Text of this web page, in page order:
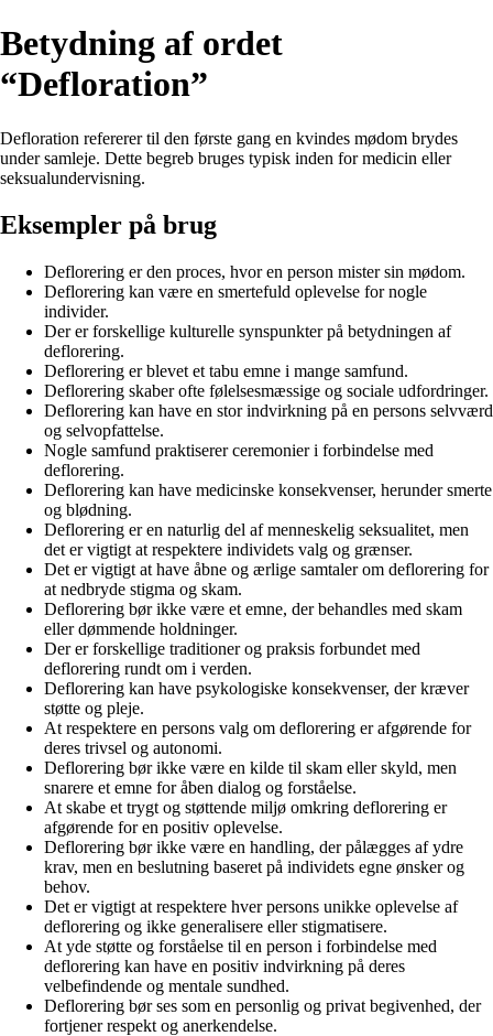
Betydning af ordet
“Defloration”
Defloration refererer til den første gang en kvindes mødom brydes
under samleje. Dette begreb bruges typisk inden for medicin eller
seksualundervisning.
Eksempler på brug
Deflorering er den proces, hvor en person mister sin mødom.
Deflorering kan være en smertefuld oplevelse for nogle
individer.
Der er forskellige kulturelle synspunkter på betydningen af
deflorering.
Deflorering er blevet et tabu emne i mange samfund.
Deflorering skaber ofte følelsesmæssige og sociale udfordringer.
Deflorering kan have en stor indvirkning på en persons selvværd
og selvopfattelse.
Nogle samfund praktiserer ceremonier i forbindelse med
deflorering.
Deflorering kan have medicinske konsekvenser, herunder smerte
og blødning.
Deflorering er en naturlig del af menneskelig seksualitet, men
det er vigtigt at respektere individets valg og grænser.
Det er vigtigt at have åbne og ærlige samtaler om deflorering for
at nedbryde stigma og skam.
Deflorering bør ikke være et emne, der behandles med skam
eller dømmende holdninger.
Der er forskellige traditioner og praksis forbundet med
deflorering rundt om i verden.
Deflorering kan have psykologiske konsekvenser, der kræver
støtte og pleje.
At respektere en persons valg om deflorering er afgørende for
deres trivsel og autonomi.
Deflorering bør ikke være en kilde til skam eller skyld, men
snarere et emne for åben dialog og forståelse.
At skabe et trygt og støttende miljø omkring deflorering er
afgørende for en positiv oplevelse.
Deflorering bør ikke være en handling, der pålægges af ydre
krav, men en beslutning baseret på individets egne ønsker og
behov.
Det er vigtigt at respektere hver persons unikke oplevelse af
deflorering og ikke generalisere eller stigmatisere.
At yde støtte og forståelse til en person i forbindelse med
deflorering kan have en positiv indvirkning på deres
velbefindende og mentale sundhed.
Deflorering bør ses som en personlig og privat begivenhed, der
fortjener respekt og anerkendelse.